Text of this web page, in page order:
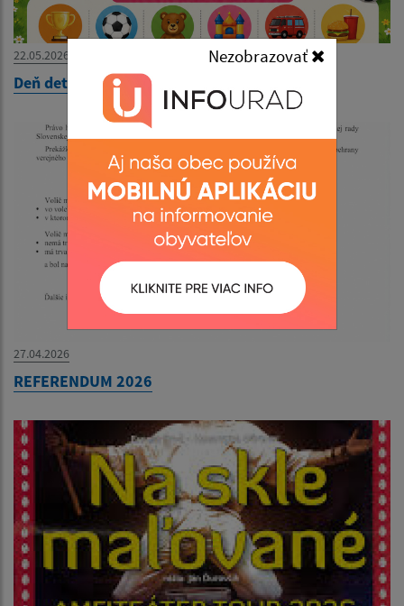
Nezobrazovať
22.05.2026
Deň detí 2026
27.04.2026
REFERENDUM 2026